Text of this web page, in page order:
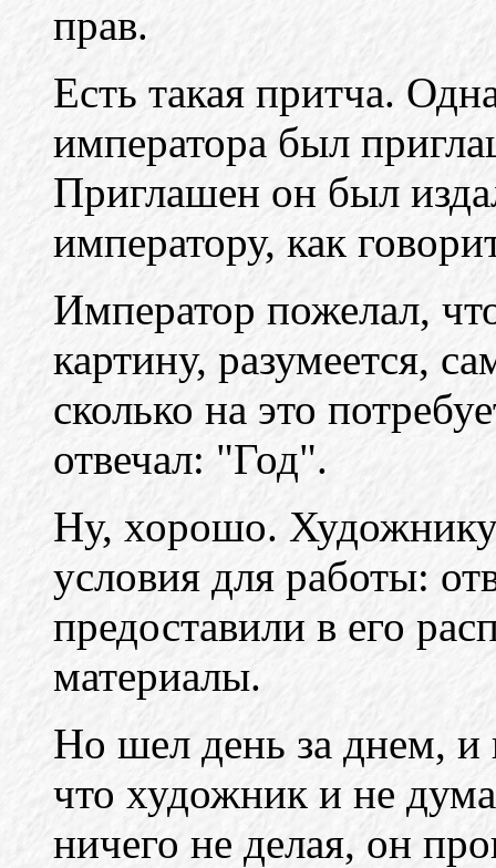
прав.
Есть такая притча.
императора был
Приглашен он был
императору, как
Император пожелал,
картину, разумеется,
сколько на это
отвечал: "Год".
Ну, хорошо. Художнику
условия для работы:
предоставили в его
материалы.
Но шел день за днем, и
что художник и не
ничего не делая, он